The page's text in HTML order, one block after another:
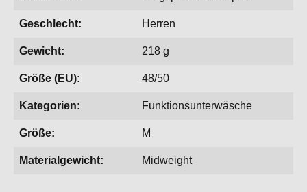
Geschlecht: Herren
Gewicht: 218 g
Größe (EU): 48/50
Kategorien: Funktionsunterwäsche
Größe: M
Materialgewicht: Midweight